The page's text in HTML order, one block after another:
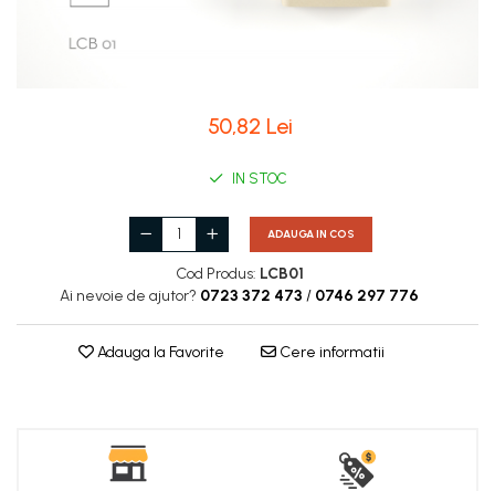
Coloane de interior
Baze coloane
Semicoloane de interior
Baze semicoloane
Piedestaluri semicoloane
Panouri decorative
50,82 Lei
IN STOC
ADAUGA IN COS
Cod Produs: LCB01
Ai nevoie de ajutor? 0723 372 473 / 0746 297 776
Adauga la Favorite Cere informatii